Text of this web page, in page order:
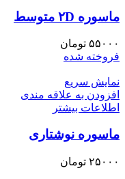
ماسوره ۲D متوسط
۵۵۰۰۰ تومان
فروخته شده
نمایش سریع
افزودن به علاقه مندی
اطلاعات بیشتر
ماسوره نوشتاری
۲۵۰۰۰ تومان